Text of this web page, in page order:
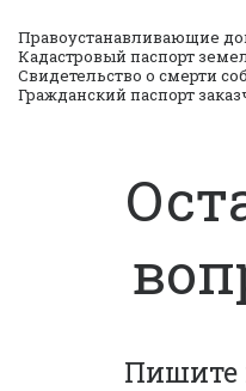
Правоустанавливающие
Кадастровый паспорт
Свидетельство о смерти
Гражданский паспорт
Пишите